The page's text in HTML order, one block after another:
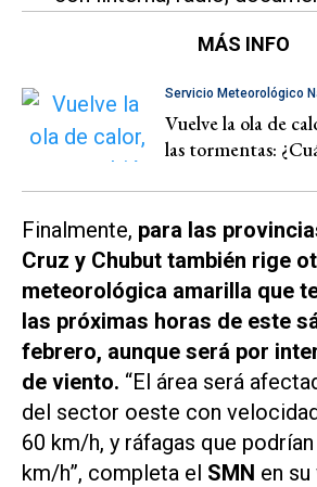
MÁS INFO
Servicio Meteorológico
Vuelve la ola de
las tormentas:
Finalmente, para las
Cruz y Chubut también rige
meteorológica amarilla que
las próximas horas de este
febrero, aunque será por
de viento. “El área será
del sector oeste con
60 km/h, y ráfagas que
km/h”, completa el SMN en